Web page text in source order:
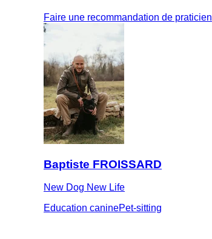
Faire une recommandation de praticien
Baptiste FROISSARD
New Dog New Life
Education caninePet-sitting